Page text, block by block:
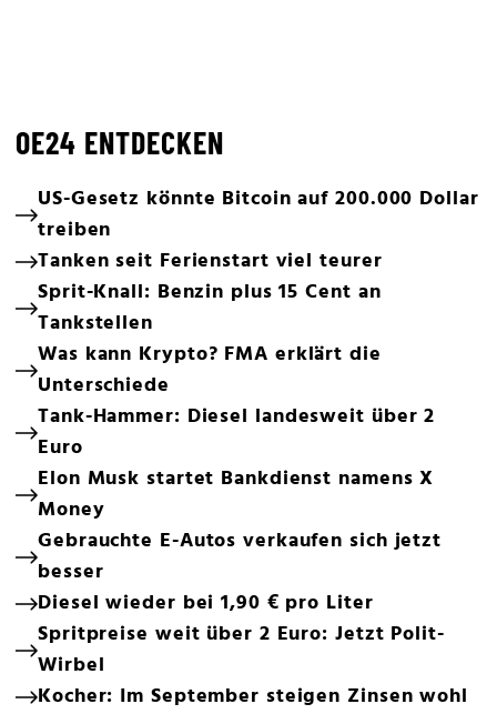
OE24 ENTDECKEN
US-Gesetz könnte Bitcoin auf 200.000 Dollar
treiben
Tanken seit Ferienstart viel teurer
Sprit-Knall: Benzin plus 15 Cent an
Tankstellen
Was kann Krypto? FMA erklärt die
Unterschiede
Tank-Hammer: Diesel landesweit über 2
Euro
Elon Musk startet Bankdienst namens X
Money
Gebrauchte E-Autos verkaufen sich jetzt
besser
Diesel wieder bei 1,90 € pro Liter
Spritpreise weit über 2 Euro: Jetzt Polit-
Wirbel
Kocher: Im September steigen Zinsen wohl